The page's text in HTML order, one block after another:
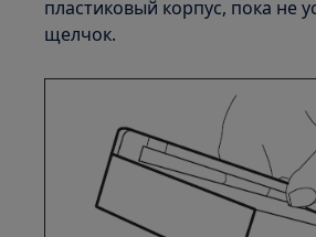
пластиковый корпус, пока не
щелчок.